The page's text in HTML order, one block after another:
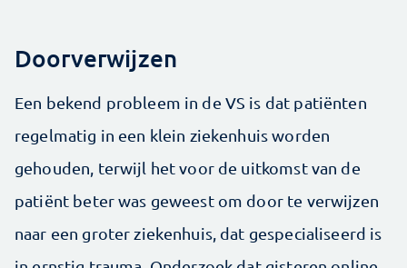
Doorverwijzen
Een bekend probleem in de VS is dat patiënten
regelmatig in een klein ziekenhuis worden
gehouden, terwijl het voor de uitkomst van de
patiënt beter was geweest om door te verwijzen
naar een groter ziekenhuis, dat gespecialiseerd is